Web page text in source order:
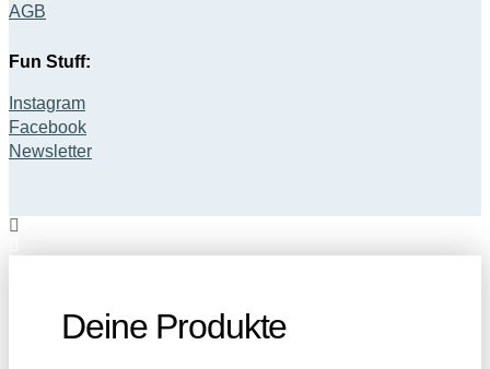
AGB
Fun Stuff:
Instagram
Facebook
Newsletter
Deine Produkte